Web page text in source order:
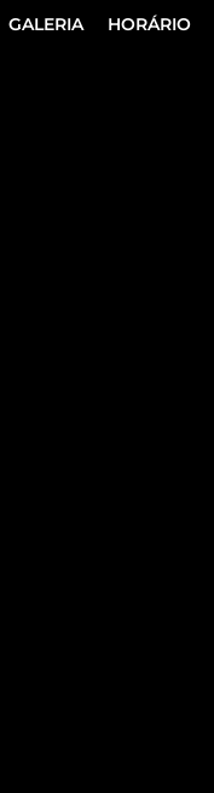
GALERIA HORÁRIO